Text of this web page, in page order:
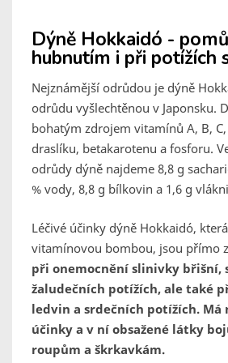
Dýně Hokkaidó -
hubnutím i při potížích
Nejznámější odrůdou je dýně
odrůdu vyšlechtěnou v Japonsku.
bohatým zdrojem vitamínů A, B,
draslíku, betakarotenu a fosforu.
odrůdy dýně najdeme 8,8 g
% vody, 8,8 g bílkovin a 1,6 g
Léčivé účinky dýně Hokkaidó,
vitamínovou bombou, jsou přímo
při onemocnění slinivky břišní,
žaludečních potížích, ale také
ledvin a srdečních potížích. Má
účinky a v ní obsažené látky
roupům a škrkavkám.